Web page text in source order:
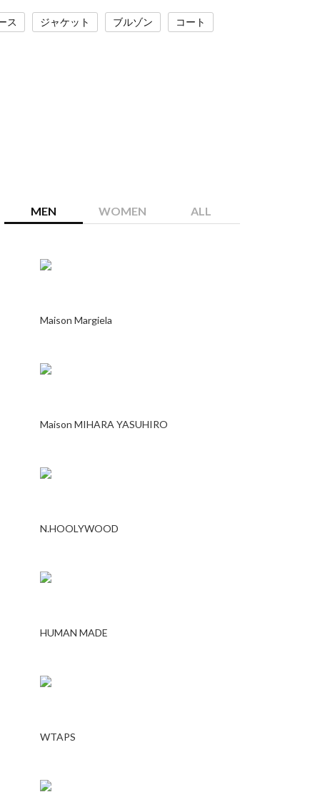
ス ジャケット ブルゾン コート
MEN WOMEN ALL
Maison Margiela
Maison MIHARA YASUHIRO
N.HOOLYWOOD
HUMAN MADE
WTAPS